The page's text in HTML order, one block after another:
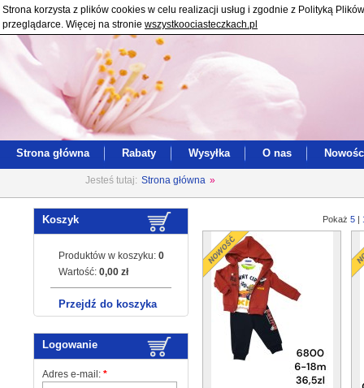
Strona korzysta z plików cookies w celu realizacji usług i zgodnie z Polityką
przeglądarce. Więcej na stronie wszystkoociasteczkach.pl
Strona główna Rabaty Wysyłka O nas
Jesteś tutaj: Strona główna »
Koszyk
Produktów w koszyku: 0
Wartość: 0,00 zł
Przejdź do koszyka
Logowanie
Adres e-mail: *
Pokaż 5 |